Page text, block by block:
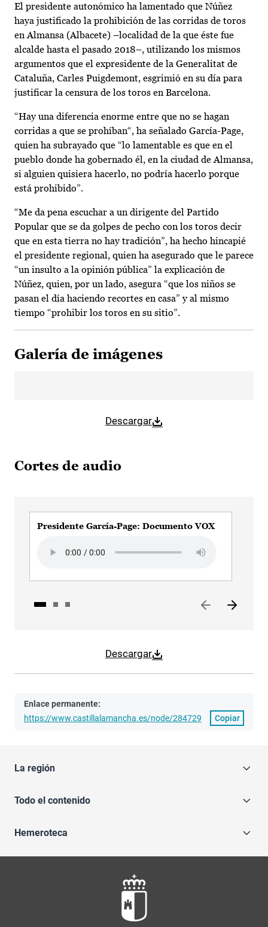
El presidente autonómico ha lamentado que Núñez
haya justificado la prohibición de las corridas de toros
en Almansa (Albacete) –localidad de la que éste fue
alcalde hasta el pasado 2018–, utilizando los mismos
argumentos que el expresidente de la Generalitat de
Cataluña, Carles Puigdemont, esgrimió en su día para
justificar la censura de los toros en Barcelona.
“Hay una diferencia enorme entre que no se hagan
corridas a que se prohíban“, ha señalado García-Page,
quien ha subrayado que “lo lamentable es que en el
pueblo donde ha gobernado él, en la ciudad de Almansa,
si alguien quisiera hacerlo, no podría hacerlo porque
está prohibido”.
“Me da pena escuchar a un dirigente del Partido
Popular que se da golpes de pecho con los toros decir
que en esta tierra no hay tradición”, ha hecho hincapié
el presidente regional, quien ha asegurado que le parece
“un insulto a la opinión pública” la explicación de
Núñez, quien, por un lado, asegura “que los niños se
pasan el día haciendo recortes en casa” y al mismo
tiempo “prohibir los toros en su sitio”.
Galería de imágenes
Descargar
Cortes de audio
Descargar
Presidente García-Page: Documento VOX
Enlace permanente:
https://www.castillalamancha.es/node/284729
Copiar
La región
Todo el contenido
Hemeroteca